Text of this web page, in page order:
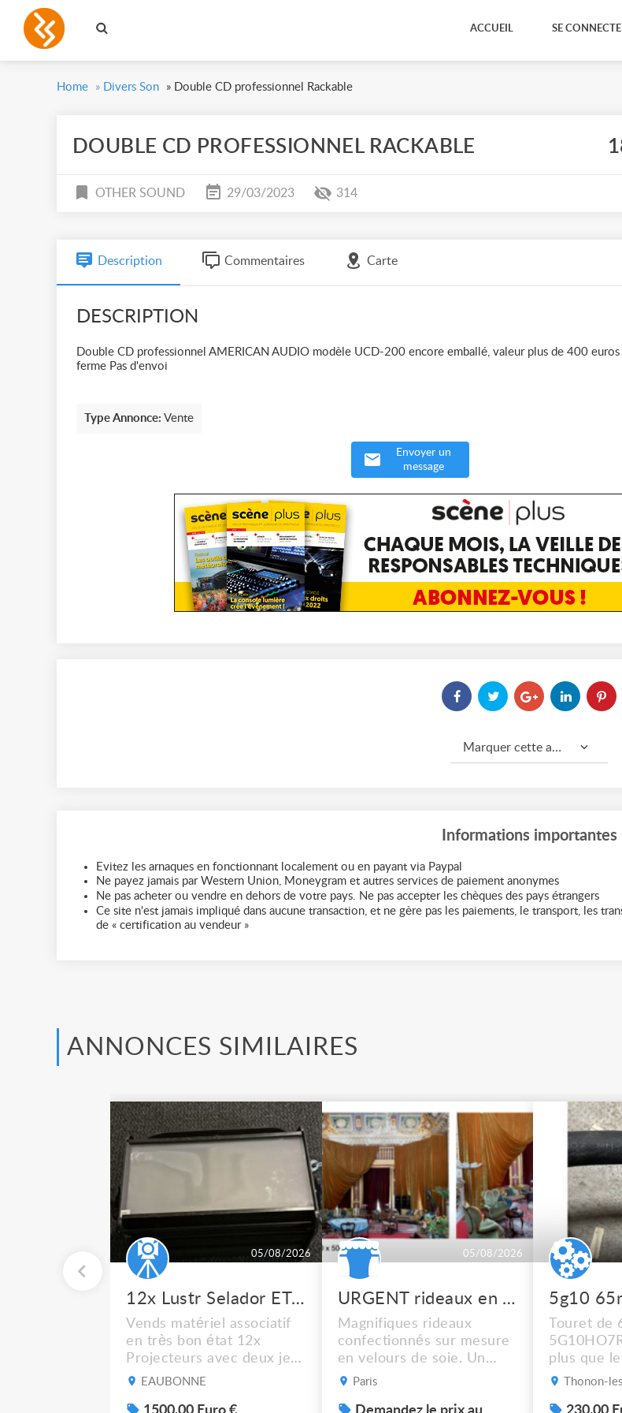
ACCUEIL SE
Home » Divers Son » Double CD professionnel Rackable
DOUBLE CD PROFESSIONNEL RACKABLE
OTHER SOUND 29/03/2023 314
Description Commentaires Carte
DESCRIPTION
Double CD professionnel AMERICAN AUDIO modèle UCD-200 encore emballé, valeur plus de 400
ferme Pas d'envoi
Type Annonce: Vente
Envoyer un
message
Marquer cette annonce comme...
Informations importantes
Evitez les arnaques en fonctionnant localement ou en payant via Paypal
Ne payez jamais par Western Union, Moneygram et autres services de paiement anonymes
Ne pas acheter ou vendre en dehors de votre pays. Ne pas accepter les chèques des pays étrangers
Ce site n'est jamais impliqué dans aucune transaction, et ne gère pas les paiements, le transport, les
de « certification au vendeur »
ANNONCES SIMILAIRES
05/08/2026
12x Lustr Selador ETC Led 7x colors filtres
Vends matériel associatif
en très bon état 12x
Projecteurs avec deux jeux
de filtre filtre Lustr Selador
system – seven colour
EAUBONNE
05/08/2026
URGENT rideaux en velours de soie
Magnifiques rideaux
confectionnés sur mesure
en velours de soie. Un
cadre de scène rouge, un
Cf dossier en photos. À
Paris
5g10
Touret de
plus que
sup sur
Thonon-